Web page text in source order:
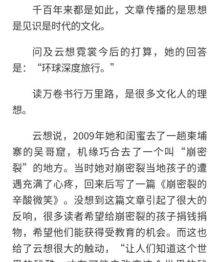
千百年来都是如此，文章传播的是思想
是见识是时代的文化。
问及云想霓裳今后的打算，她的回答
是：“环球深度旅行。”
读万卷书行万里路，是很多文化人的理
想。
云想说，2009年她和闺蜜去了一趟柬埔
寨的吴哥窟，机缘巧合去了一个叫“崩密
裂”的地方。当时她对崩密裂当地孩子的遭
遇充满了心疼，回来后写了一篇《崩密裂的
辛酸微笑》。没想到这篇文章引起了很大的
反响，很多读者希望给崩密裂的孩子捐钱捐
物，希望他们能获得受教育的机会。而这也
给了云想很大的触动，“让人们知道这个世